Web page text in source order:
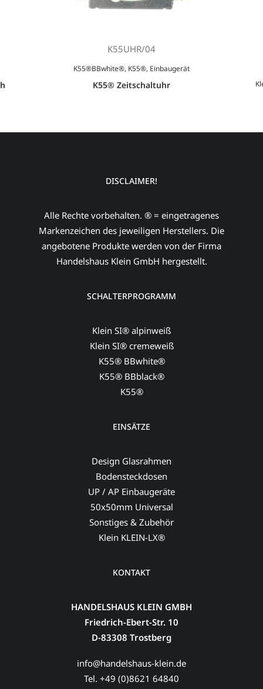
K55UHR/04
K55®BBwhite®, K55®, Einbaugerät
K55® Zeitschaltuhr
DISCLAIMER!
Alle Rechte vorbehalten. ® = eingetragenes
Markenzeichen des jeweiligen Herstellers. Die
angebotene Produkte werden von der Firma
Handelshaus Klein GmbH hergestellt.
SCHALTERPROGRAMM
Klein SI® alpinweiß
Klein SI® cremeweiß
K55® BBwhite®
K55® BBblack®
K55®
EINSÄTZE
Design Glasrahmen
Bodensteckdosen
UP / AP Einbaugeräte
50x50mm Universal
Sonstiges & Zubehör
Klein KLEIN-LX®
KONTAKT
HANDELSHAUS KLEIN GMBH
Friedrich-Ebert-Str. 10
D-83308 Trostberg
info@handelshaus-klein.de
Tel. +49 (0)8621 64840